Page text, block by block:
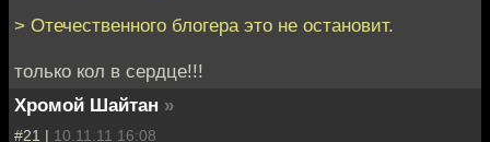
> Отечественного блогера это не остановит.
только кол в сердце!!!
Хромой Шайтан »
#21 | 10.11.11 16:08